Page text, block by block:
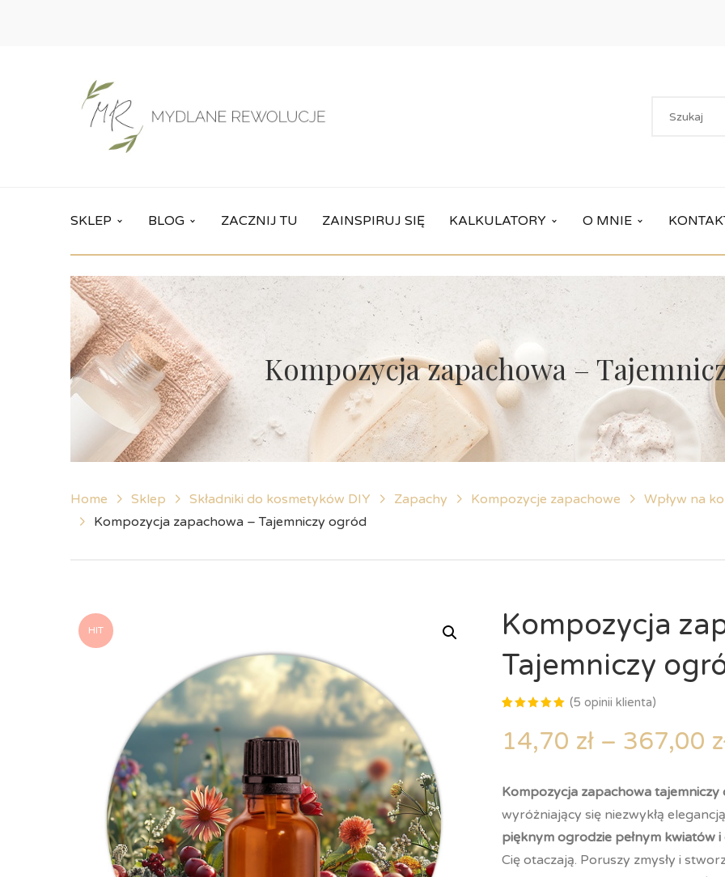
SKLEP BLOG ZACZNIJ TU ZAINSPIRUJ SIĘ KALKULATORY O MNIE
Kompozycja zapachowa –
Home Sklep Składniki do kosmetyków DIY Zapachy Kompozycje zapachowe Wpływ na
Kompozycja zapachowa – Tajemniczy ogród
HIT
Kompozycja
Tajemniczy
na
podstawie
(5 opinii klienta)
14,70 zł – 367,00
Kompozycja zapachowa
wyróżniający się niezwykłą
pięknym ogrodzie pełnym kwiatów
Cię otaczają. Poruszy zmysły i